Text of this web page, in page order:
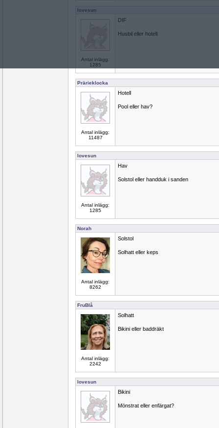
lovesun
Antal inlägg:
1285
DIF
Husbil eller hotell
Prärieklocka
Antal inlägg:
11487
Hotell
Pool eller hav?
lovesun
Antal inlägg:
1285
Hav
Solstol eller handduk i sanden
Norah
Antal inlägg:
8262
Solstol
Solhatt eller keps
FruBlå
Antal inlägg:
2242
Solhatt
Bikini eller baddräkt
lovesun
Bikini
Mönstrat eller enfärgat?